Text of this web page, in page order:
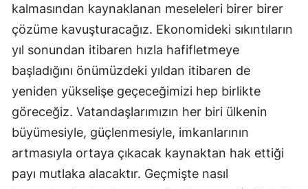
kalmasından kaynaklanan meseleleri birer birer
çözüme kavuşturacağız. Ekonomideki sıkıntıların
yıl sonundan itibaren hızla hafifletmeye
başladığını önümüzdeki yıldan itibaren de
yeniden yükselişe geçeceğimizi hep birlikte
göreceğiz. Vatandaşlarımızın her biri ülkenin
büyümesiyle, güçlenmesiyle, imkanlarının
artmasıyla ortaya çıkacak kaynaktan hak ettiği
payı mutlaka alacaktır. Geçmişte nasıl